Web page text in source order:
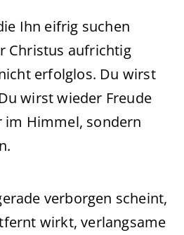
Ihn eifrig suchen
Christus aufrichtig
erfolglos. Du wirst
wirst wieder Freude
im Himmel, sondern
verborgen scheint,
wirkt, verlangsame